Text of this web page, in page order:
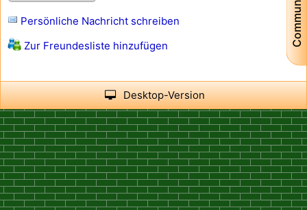
Community
Persönliche Nachricht schreiben
Zur Freundesliste hinzufügen
Desktop-Version